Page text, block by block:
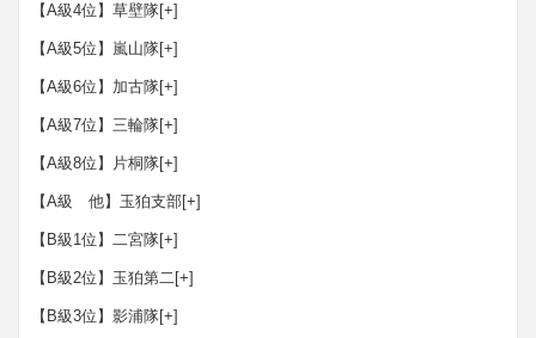
【A級4位】草壁隊[+]
【A級5位】嵐山隊[+]
【A級6位】加古隊[+]
【A級7位】三輪隊[+]
【A級8位】片桐隊[+]
【A級 他】玉狛支部[+]
【B級1位】二宮隊[+]
【B級2位】玉狛第二[+]
【B級3位】影浦隊[+]